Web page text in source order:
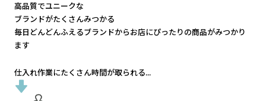
高品質でユニークな
ブランドがたくさんみつかる
毎日どんどんふえるブランドからお店にぴったりの商品がみつかり
ます
仕入れ作業にたくさん時間が取られる...